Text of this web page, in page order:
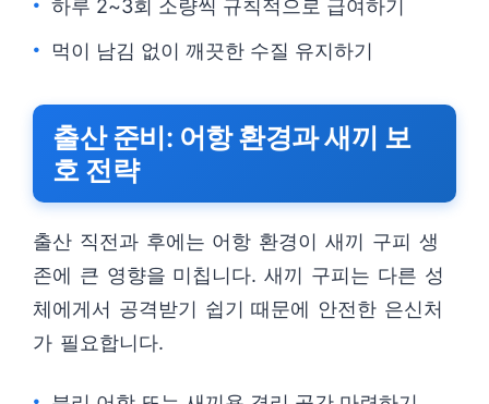
하루 2~3회 소량씩 규칙적으로 급여하기
먹이 남김 없이 깨끗한 수질 유지하기
출산 준비: 어항 환경과 새끼 보
호 전략
출산 직전과 후에는 어항 환경이 새끼 구피 생
존에 큰 영향을 미칩니다. 새끼 구피는 다른 성
체에게서 공격받기 쉽기 때문에 안전한 은신처
가 필요합니다.